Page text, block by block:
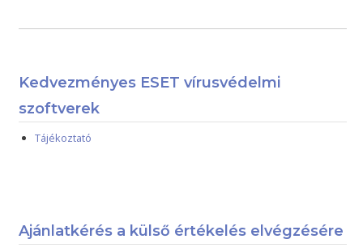
Kedvezményes ESET vírusvédelmi
szoftverek
Tájékoztató
Ajánlatkérés a külső értékelés elvégzésére